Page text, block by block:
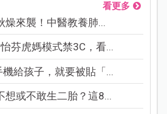
看更多
燥來襲！中醫教養肺...
芬虎媽模式禁3C，看...
給孩子，就要被貼「...
想或不敢生二胎？這8...